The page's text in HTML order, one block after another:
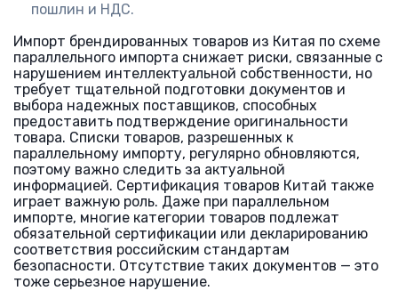
пошлин и НДС.
Импорт брендированных товаров из Китая по схеме
параллельного импорта снижает риски, связанные с
нарушением интеллектуальной собственности, но
требует тщательной подготовки документов и
выбора надежных поставщиков, способных
предоставить подтверждение оригинальности
товара. Списки товаров, разрешенных к
параллельному импорту, регулярно обновляются,
поэтому важно следить за актуальной
информацией. Сертификация товаров Китай также
играет важную роль. Даже при параллельном
импорте, многие категории товаров подлежат
обязательной сертификации или декларированию
соответствия российским стандартам
безопасности. Отсутствие таких документов — это
тоже серьезное нарушение.